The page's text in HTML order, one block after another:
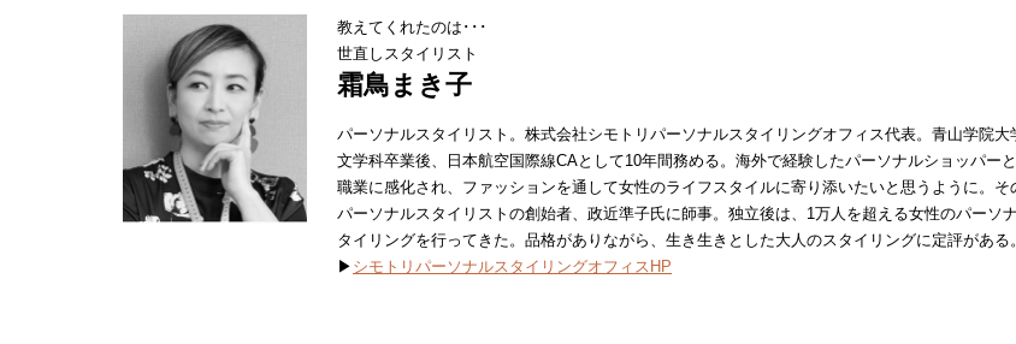
教えてくれたのは･･･
世直しスタイリスト
霜鳥まき子
パーソナルスタイリスト。株式会社シモトリパーソナルスタイリングオフィス代表。青山学院大
文学科卒業後、日本航空国際線CAとして10年間務める。海外で経験したパーソナルショッパー
職業に感化され、ファッションを通して女性のライフスタイルに寄り添いたいと思うように。そ
パーソナルスタイリストの創始者、政近準子氏に師事。独立後は、1万人を超える女性のパーソ
タイリングを行ってきた。品格がありながら、生き生きとした大人のスタイリングに定評がある。
▶ シモトリパーソナルスタイリングオフィスHP